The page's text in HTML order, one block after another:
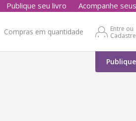
Publique seu livro Acompanhe
Compras em quantidade
Entre ou